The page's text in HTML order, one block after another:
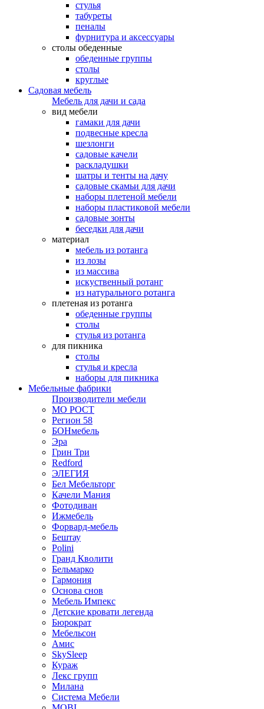
стулья
табуреты
пеналы
фурнитура и аксессуары
столы обеденные
обеденные группы
столы
круглые
Садовая мебель
Мебель для дачи и сада
вид мебели
гамаки для дачи
подвесные кресла
шезлонги
садовые качели
раскладушки
шатры и тенты на дачу
садовые скамьи для дачи
наборы плетеной мебели
наборы пластиковой мебели
садовые зонты
беседки для дачи
материал
мебель из ротанга
из лозы
из массива
искуственный ротанг
из натурального ротанга
плетеная из ротанга
обеденные группы
столы
стулья из ротанга
для пикника
столы
стулья и кресла
наборы для пикника
Мебельные фабрики
Производители мебели
МО РОСТ
Регион 58
БОНмебель
Эра
Грин Три
Redford
ЭЛЕГИЯ
Бел Мебельторг
Качели Мания
Фотодиван
Ижмебель
Форвард-мебель
Бештау
Polini
Гранд Кволити
Бельмарко
Гармония
Основа снов
Мебель Импекс
Детские кровати легенда
Бюрократ
Мебельсон
Амис
SkySleep
Кураж
Лекс групп
Милана
Система Мебели